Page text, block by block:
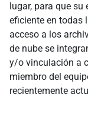
lugar, para que su
eficiente en todas
acceso a los
de nube se
y/o vinculación a
miembro del
recientemente